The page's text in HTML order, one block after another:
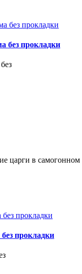
без прокладки
царги в самогонном
прокладки